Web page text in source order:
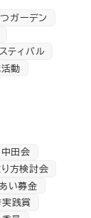
ガーデン
ティバル
動
中田会
方検討会
い募金
践賞